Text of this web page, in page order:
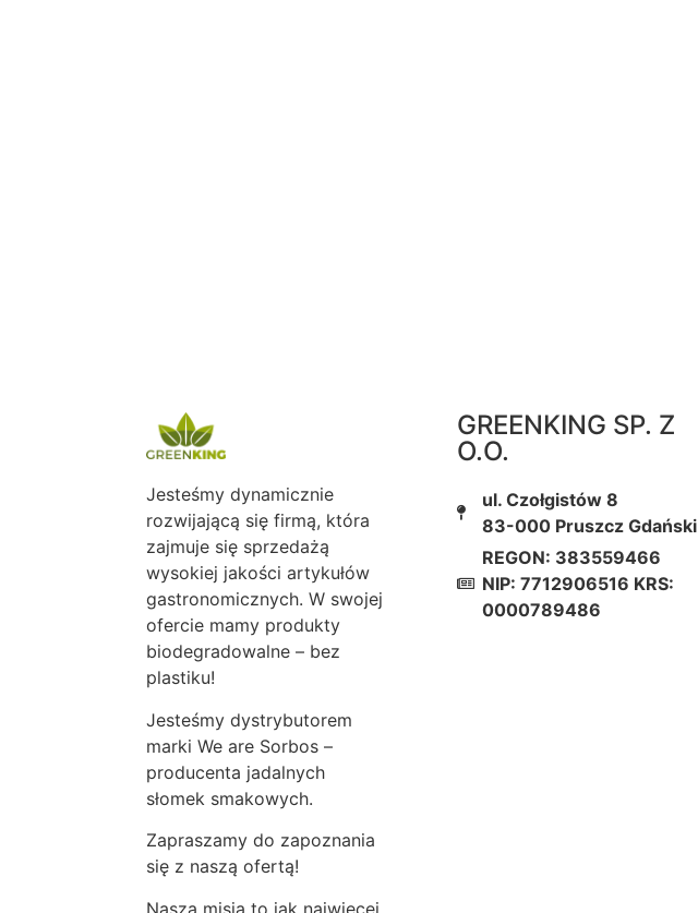
Jesteśmy dynamicznie
rozwijającą się firmą, która
zajmuje się sprzedażą
wysokiej jakości artykułów
gastronomicznych. W swojej
ofercie mamy produkty
biodegradowalne – bez
plastiku!
Jesteśmy dystrybutorem
marki We are Sorbos –
producenta jadalnych
słomek smakowych.
Zapraszamy do zapoznania
się z naszą ofertą!
Nasza misja to jak najwięcej
GREENKING SP. Z
O.O.
ul. Czołgistów 8
83-000 Pruszcz Gdański
REGON: 383559466
NIP: 7712906516 KRS:
0000789486